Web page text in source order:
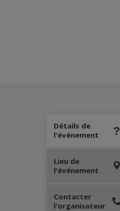
Détails de
l'événement
Lieu de
l'événement
Contacter
l'organisateur